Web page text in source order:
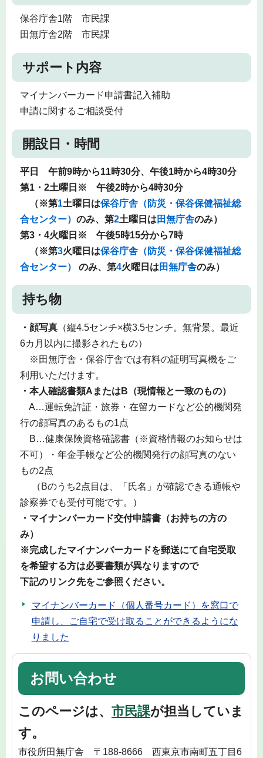
保谷庁舎1階 市民課
田無庁舎2階 市民課
サポート内容
マイナンバーカード申請書記入補助
申請に関するご相談受付
開設日・時間
平日 午前9時から11時30分、 午後1時から4時30分
第1・2土曜日※ 午後2時から4時30分
（※第1土曜日は保谷庁舎（防災・保谷保健福祉総
合センター） のみ、第2土曜日は 田無庁舎のみ）
第3・4火曜日※ 午後5時15分から7時
（※第3火曜日は保谷庁舎（防災・保谷保健福祉総
合センター）
のみ、第4火曜日は 田無庁舎のみ）
持ち物
・顔写真（縦4.5センチ×横3.5センチ。無背景。最近
6カ月以内に撮影されたもの）
※田無庁舎・保谷庁舎では有料の証明写真機をご
利用いただけます。
・ 本人確認書類AまたはB（現情報と一致のもの）
A…運転免許証・旅券・在留カードなど公的機関発
行の顔写真のあるもの1点
B…健康保険資格確認書（※資格情報のお知らせは
不可）・年金手帳など公的機関発行の顔写真のない
もの2点
（Bのうち2点目は、「氏名」が確認できる通帳や
診察券でも受付可能です。）
・マイナンバーカード交付申請書（お持ちの方の
み）
※完成したマイナンバーカードを郵送にて自宅受取
を希望する方は必要書類が異なりますので
下記のリンク先をご参照ください。
マイナンバーカード（個人番号カード）を窓口で
申請し、ご自宅で受け取ることができるようにな
りました
お問い合わせ
このページは、 市民課が担当していま
す。
市役所田無庁舎 〒188-8666 西東京市南町五丁目6